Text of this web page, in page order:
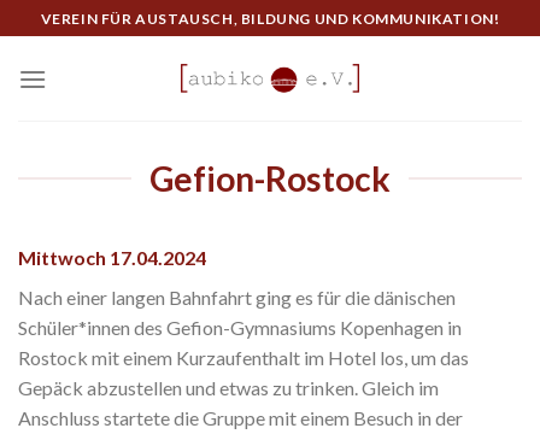
to
content
VEREIN FÜR AUSTAUSCH, BILDUNG UND KOMMUNIKATION!
Gefion-Rostock
Mittwoch 17.04.2024
Nach einer langen Bahnfahrt ging es für die dänischen
Schüler*innen des Gefion-Gymnasiums Kopenhagen in
Rostock mit einem Kurzaufenthalt im Hotel los, um das
Gepäck abzustellen und etwas zu trinken. Gleich im
Anschluss startete die Gruppe mit einem Besuch in der